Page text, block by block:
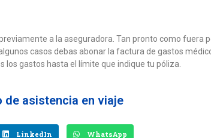
a la aseguradora. Tan pronto como fuera
casos debas abonar la factura de gastos
gastos hasta el límite que indique tu póliza.
de asistencia en viaje
LinkedIn WhatsApp